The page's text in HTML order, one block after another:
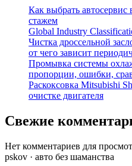
Как выбрать
стажем
Global Industry
Чистка дроссельной
от чего зависит
Промывка системы
пропорции, ошибки,
Раскоксовка Mitsubishi
очистке двигателя
Свежие
Нет комментариев для
pskov · авто без шаманства